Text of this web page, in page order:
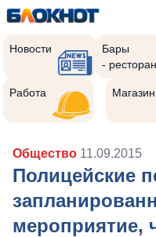
Новости
Бары
-
Работа
Общество 11.09.2015
Полицейские
мероприятие,